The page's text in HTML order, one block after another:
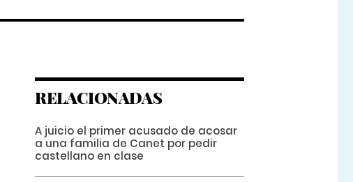
RELACIONADAS
A juicio el primer acusado de acosar
a una familia de Canet por pedir
castellano en clase